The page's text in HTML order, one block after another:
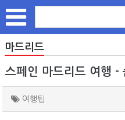
마드리드
스페인 마드리드 여행 -
여행팁